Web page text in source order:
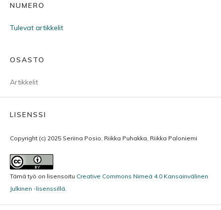
NUMERO
Tulevat artikkelit
OSASTO
Artikkelit
LISENSSI
Copyright (c) 2025 Seriina Posio, Riikka Puhakka, Riikka Paloniemi
Tämä työ on lisensoitu Creative Commons Nimeä 4.0 Kansainvälinen
Julkinen -lisenssillä